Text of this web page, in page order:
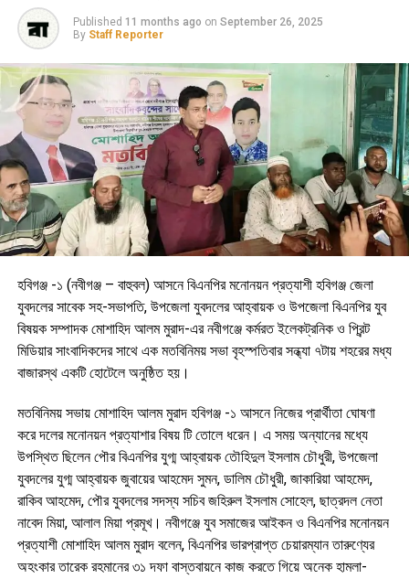
Published 11 months ago on September 26, 2025
By Staff Reporter
হবিগঞ্জ -১ (নবীগঞ্জ – বাহুবল) আসনে বিএনপির মনোনয়ন প্রত্যাশী হবিগঞ্জ জেলা
যুবদলের সাবেক সহ-সভাপতি, উপজেলা যুবদলের আহ্বায়ক ও উপজেলা বিএনপির যুব
বিষয়ক সম্পাদক মোশাহিদ আলম মুরাদ-এর নবীগঞ্জে কর্মরত ইলেকট্রনিক ও প্রিন্ট
মিডিয়ার সাংবাদিকদের সাথে এক মতবিনিময় সভা বৃহস্পতিবার সন্ধ্যা ৭টায় শহরের মধ্য
বাজারস্থ একটি হোটেলে অনুষ্ঠিত হয়।
মতবিনিময় সভায় মোশাহিদ আলম মুরাদ হবিগঞ্জ -১ আসনে নিজের প্রার্থীতা ঘোষণা
করে দলের মনোনয়ন প্রত্যাশার বিষয় টি তোলে ধরেন। এ সময় অন্যানের মধ্যে
উপস্থিত ছিলেন পৌর বিএনপির যুগ্ম আহ্বায়ক তৌহিদুল ইসলাম চৌধুরী, উপজেলা
যুবদলের যুগ্ম আহ্বায়ক জুবায়ের আহমেদ সুমন, ডালিম চৌধুরী, জাকারিয়া আহমেদ,
রাকিব আহমেদ, পৌর যুবদলের সদস্য সচিব জহিরুল ইসলাম সোহেল, ছাত্রদল নেতা
নাবেদ মিয়া, আলাল মিয়া প্রমূখ। নবীগঞ্জে যুব সমাজের আইকন ও বিএনপির মনোনয়ন
প্রত্যাশী মোশাহিদ আলম মুরাদ বলেন, বিএনপির ভারপ্রাপ্ত চেয়ারম্যান তারুণ্যের
অহংকার তারেক রহমানের ৩১ দফা বাস্তবায়নে কাজ করতে গিয়ে অনেক হামলা-